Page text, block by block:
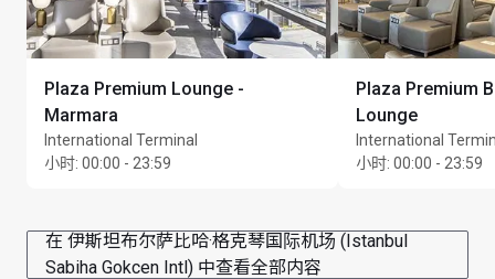
Plaza Premium Lounge -
Marmara
International Terminal
小时: 00:00 - 23:59
Plaza Premium
Lounge
International
小时: 00:00 - 23:59
在 伊斯坦布尔萨比哈·格克琴国际机场 (Istanbul
Sabiha Gokcen Intl) 中查看全部内容